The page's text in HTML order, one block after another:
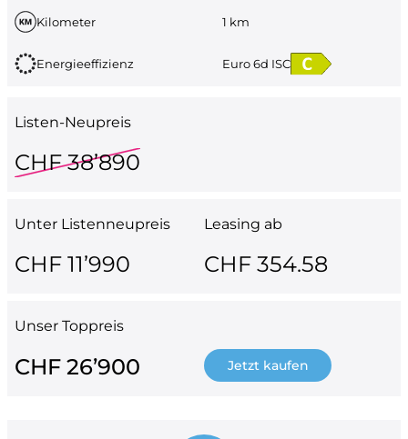
Kilometer 1 km
Energieeffizienz Euro 6d ISC
Listen-Neupreis
CHF 38’890
Unter Listenneupreis
CHF 11’990
Leasing ab
CHF 354.58
Unser Toppreis
CHF 26’900 Jetzt kaufen